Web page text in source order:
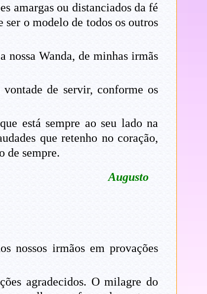
amargas ou distanciados da fé
o modelo de todos os outros
nossa Wanda, de minhas irmãs
de servir, conforme os
está sempre ao seu lado na
que retenho no coração,
de sempre.
Augusto
nossos irmãos em provações
agradecidos. O milagre do